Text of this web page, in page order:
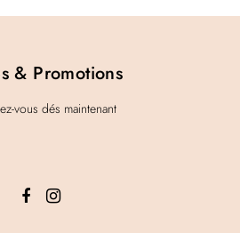
& Promotions
vous dés maintenant